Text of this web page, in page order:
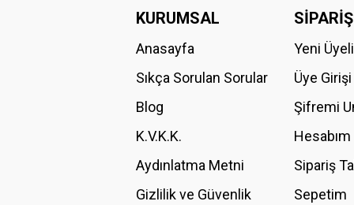
Ürün resmi kalitesiz, bozuk veya görüntülenemiyor.
Ürün fiyatı diğer sitelerden daha pahalı.
Bu ürüne benzer farklı alternatifler olmalı.
KURUMSAL
Anasayfa
Sıkça Sorulan Sorular
Blog
K.V.K.K.
Aydınlatma Metni
Gizlilik ve Güvenlik
SİPARİŞ
Yeni
Üye Girişi
Şifremi
Hesabım
Sipariş
Sepetim